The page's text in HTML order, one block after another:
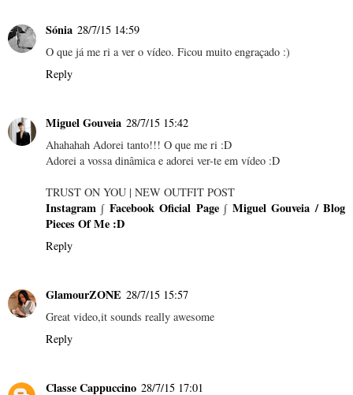
Sónia 28/7/15 14:59
O que já me ri a ver o vídeo. Ficou muito engraçado :)
Reply
Miguel Gouveia 28/7/15 15:42
Ahahahah Adorei tanto!!! O que me ri :D
Adorei a vossa dinâmica e adorei ver-te em vídeo :D
TRUST ON YOU | NEW OUTFIT POST
Instagram ∫ Facebook Oficial Page∫ Miguel Gouveia / Blog
Pieces Of Me :D
Reply
GlamourZONE 28/7/15 15:57
Great video,it sounds really awesome
Reply
Classe Cappuccino 28/7/15 17:01